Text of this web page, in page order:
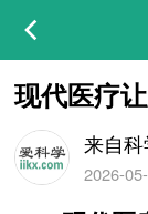
现代医疗
来自科
2026-